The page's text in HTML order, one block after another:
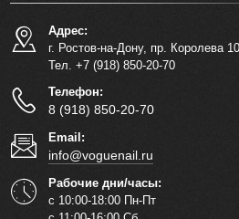
Адрес:
г. Ростов-на-Дону, пр. Королева
Тел. +7 (918) 850-20-70
Телефон:
8 (918) 850-20-70
Email:
info@voguenail.ru
Рабочие дни/часы:
с 10:00-18:00 Пн-Пт